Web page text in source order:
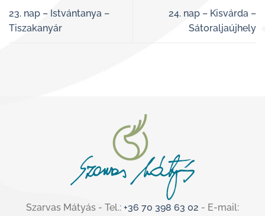
23. nap – Istvántanya –
Tiszakanyár
24. nap – Kisvárda –
Sátoraljaújhely
Szarvas Mátyás - Tel.: +36 70 398 63 02 - E-mail: